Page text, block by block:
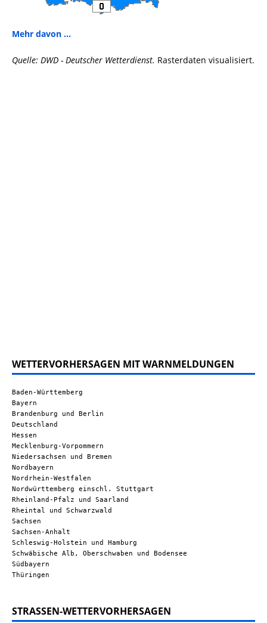
Mehr davon ...
Quelle: DWD - Deutscher Wetterdienst. Rasterdaten visualisiert.
WETTERVORHERSAGEN MIT WARNMELDUNGEN
Baden-Württemberg
Bayern
Brandenburg und Berlin
Deutschland
Hessen
Mecklenburg-Vorpommern
Niedersachsen und Bremen
Nordbayern
Nordrhein-Westfalen
Nordwürttemberg einschl. Stuttgart
Rheinland-Pfalz und Saarland
Rheintal und Schwarzwald
Sachsen
Sachsen-Anhalt
Schleswig-Holstein und Hamburg
Schwäbische Alb, Oberschwaben und Bodensee
Südbayern
Thüringen
STRASSEN-WETTERVORHERSAGEN